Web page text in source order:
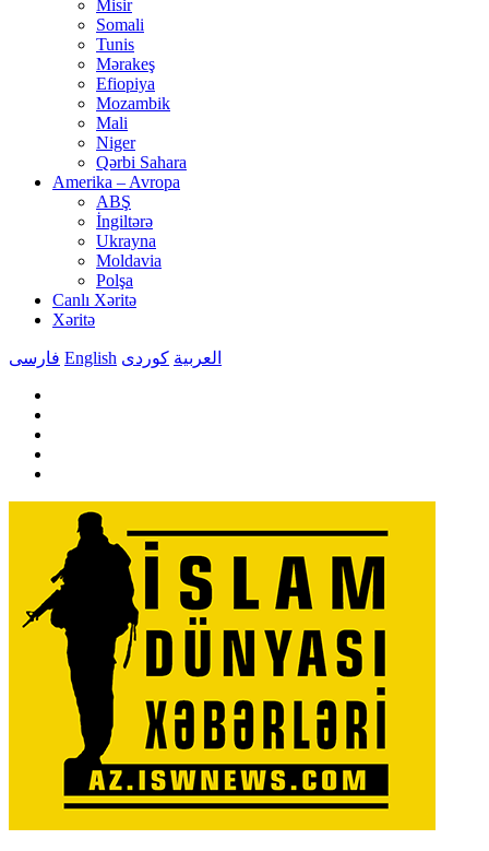
Misir
Somali
Tunis
Mərakeş
Efiopiya
Mozambik
Mali
Niger
Qərbi Sahara
Amerika – Avropa
ABŞ
İngiltərə
Ukrayna
Moldavia
Polşa
Canlı Xəritə
Xəritə
فارسی English العربیة کوردی